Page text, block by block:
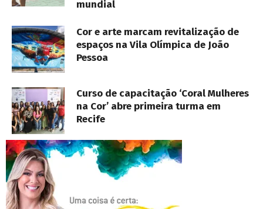
mundial
Cor e arte marcam revitalização de
espaços na Vila Olímpica de João
Pessoa
Curso de capacitação ‘Coral Mulheres
na Cor’ abre primeira turma em
Recife